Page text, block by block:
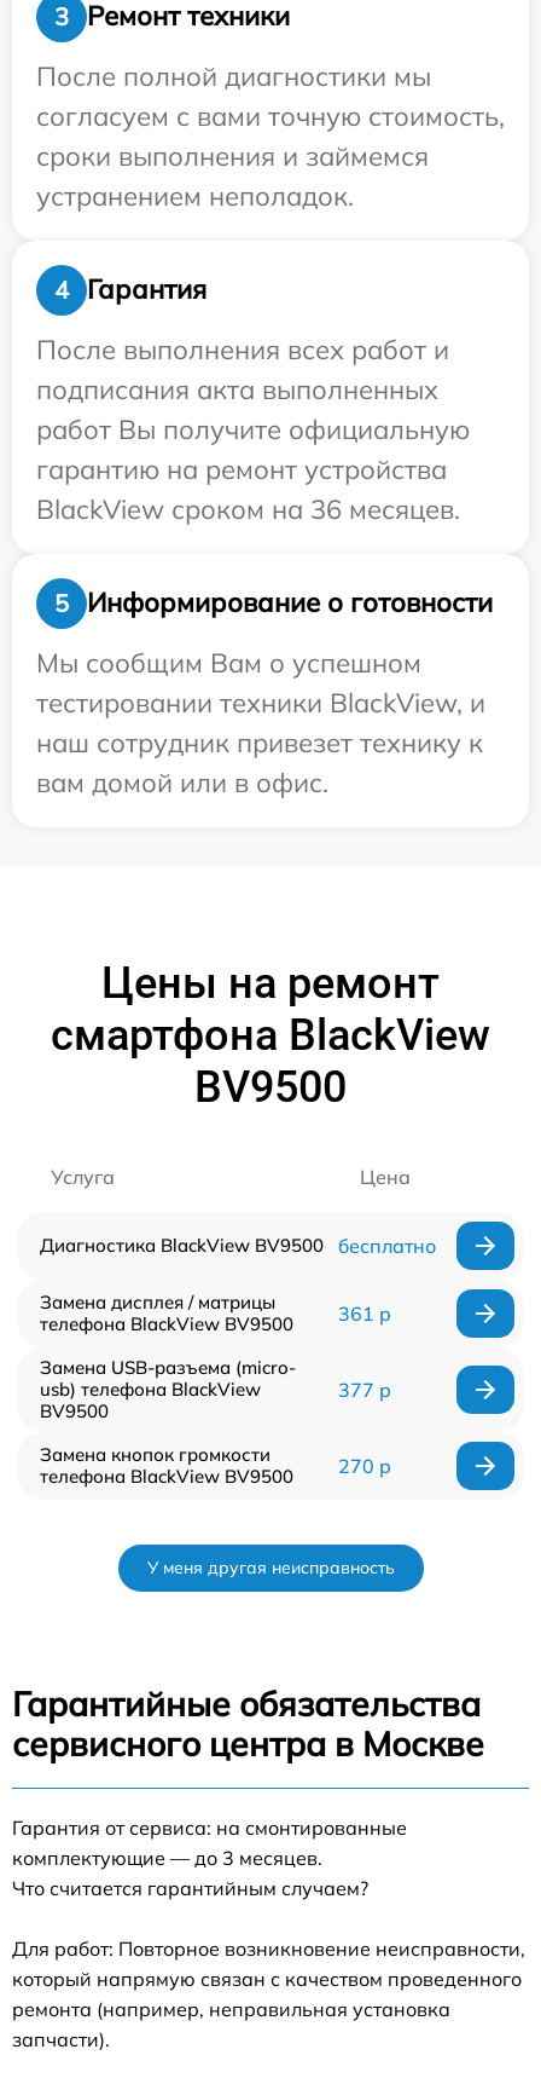
3
Ремонт техники
После полной диагностики мы
согласуем с вами точную стоимость,
сроки выполнения и займемся
устранением неполадок.
4
Гарантия
После выполнения всех работ и
подписания акта выполненных
работ Вы получите официальную
гарантию на ремонт устройства
BlackView сроком на 36 месяцев.
5
Информирование о готовности
Мы сообщим Вам о успешном
тестировании техники BlackView, и
наш сотрудник привезет технику к
вам домой или в офис.
Цены на ремонт
смартфона BlackView
BV9500
Услуга Цена
Диагностика BlackView BV9500 бесплатно
Замена дисплея / матрицы
телефона BlackView BV9500
361 р
Замена USB-разъема (micro-
usb) телефона BlackView
BV9500
377 р
Замена кнопок громкости
телефона BlackView BV9500
270 р
У меня другая неисправность
Гарантийные обязательства
сервисного центра в Москве
Гарантия от сервиса: на смонтированные
комплектующие — до 3 месяцев.
Что считается гарантийным случаем?
Для работ: Повторное возникновение неисправности,
который напрямую связан с качеством проведенного
ремонта (например, неправильная установка
запчасти).